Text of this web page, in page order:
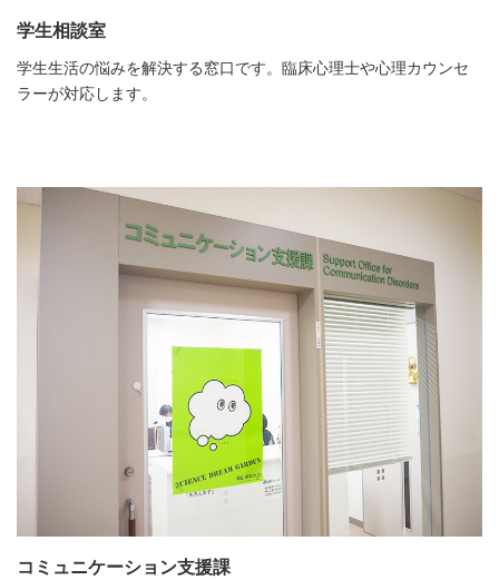
学生相談室
学生生活の悩みを解決する窓口です。臨床心理士や心理カウンセ
ラーが対応します。
コミュニケーション支援課